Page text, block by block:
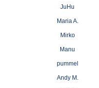
JuHu
Maria A.
Mirko
Manu
pummel
Andy M.